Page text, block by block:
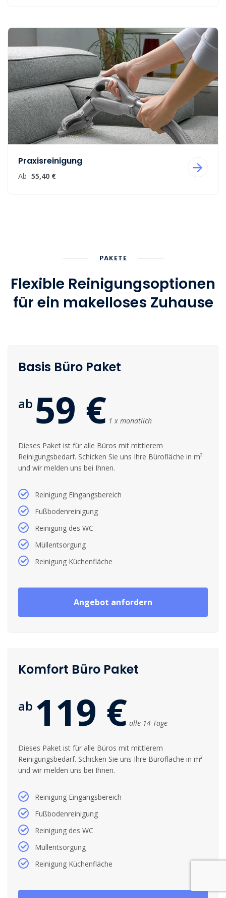
Praxisreinigung
Ab 55,40 €
PAKETE
Flexible Reinigungsoptionen
für ein makelloses Zuhause
Basis Büro Paket
ab 59 € 1 x monatlich
Dieses Paket ist für alle Büros mit mittlerem
Reinigungsbedarf. Schicken Sie uns Ihre Bürofläche in m²
und wir melden uns bei Ihnen.
Reinigung Eingangsbereich
Fußbodenreinigung
Reinigung des WC
Müllentsorgung
Reinigung Küchenfläche
Angebot anfordern
Komfort Büro Paket
ab 119 € alle 14 Tage
Dieses Paket ist für alle Büros mit mittlerem
Reinigungsbedarf. Schicken Sie uns Ihre Bürofläche in m²
und wir melden uns bei Ihnen.
Reinigung Eingangsbereich
Fußbodenreinigung
Reinigung des WC
Müllentsorgung
Reinigung Küchenfläche